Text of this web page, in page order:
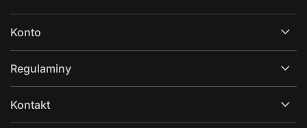
Konto
Regulaminy
Kontakt